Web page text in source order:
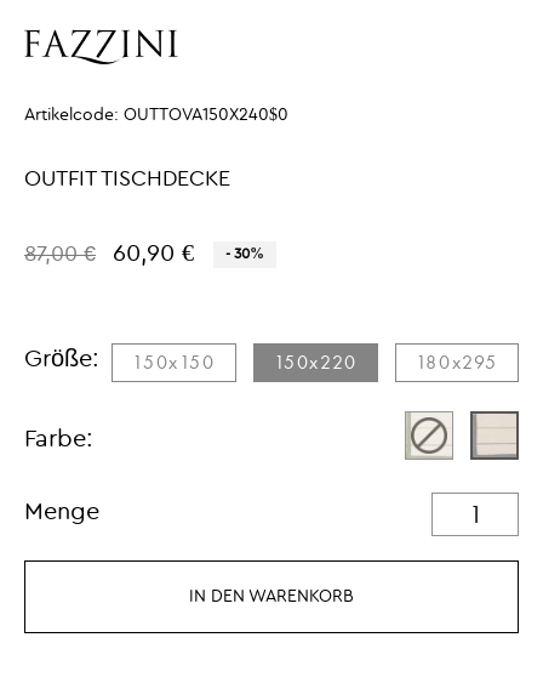
Artikelcode: OUTTOVA150X240$0
OUTFIT TISCHDECKE
87,00 € 60,90 € - 30%
Größe: 150x150​ 150x220 180x295
Farbe:
Menge
IN DEN WARENKORB